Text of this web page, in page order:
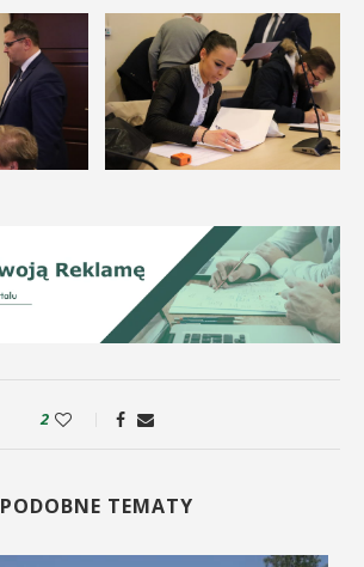
2
PODOBNE TEMATY